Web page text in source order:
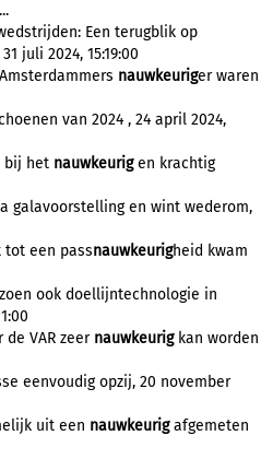
Een terugblik op
juli 2024, 15:19:00
nauwkeuriger waren
van 2024 , 24 april 2024,
bij het nauwkeurigen krachtig
galavoorstelling en wint wederom,
tot een passnauwkeurigheid kwam
ook doellijntechnologie in
de VAR zeer nauwkeurigkan worden
eenvoudig opzij, 20 november
uit een nauwkeurigafgemeten